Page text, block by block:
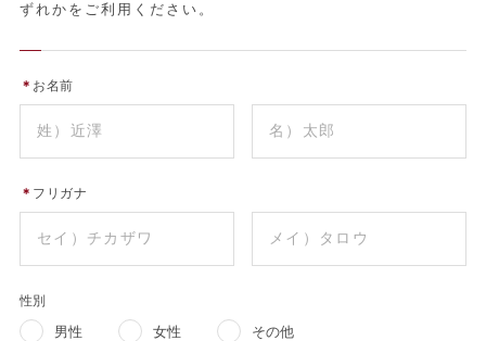
ずれかをご利用ください。
＊ お名前
＊ フリガナ
性別
男性 女性 その他